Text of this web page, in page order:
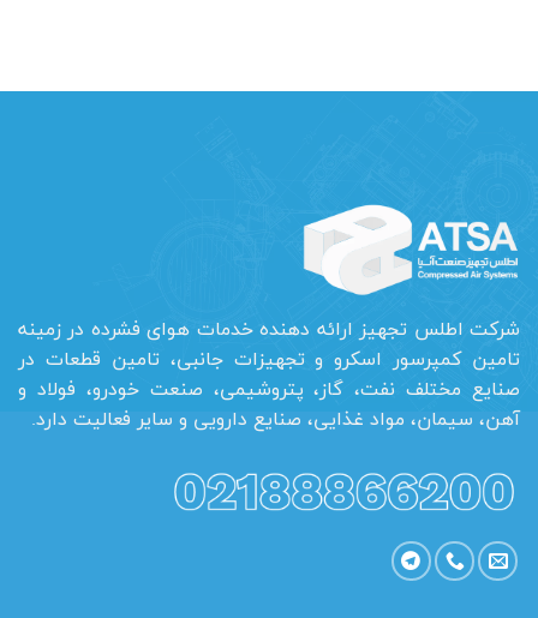
شرکت اطلس تجهیز ارائه دهنده خدمات هوای فشرده در زمینه
تامین کمپرسور اسکرو و تجهیزات جانبی، تامین قطعات در
صنایع مختلف نفت، گاز، پتروشیمی، صنعت خودرو، فولاد و
آهن، سیمان، مواد غذایی، صنایع دارویی و سایر فعالیت دارد.